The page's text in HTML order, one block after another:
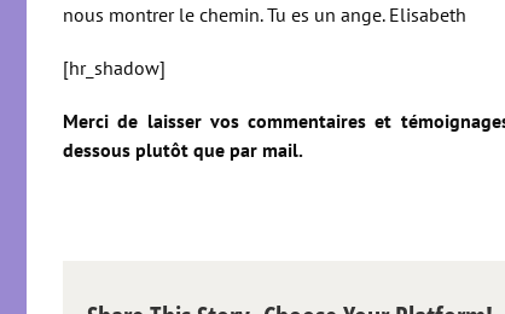
nous montrer le chemin. Tu es un ange. Elisabeth
[hr_shadow]
Merci de laisser vos commentaires et
dessous plutôt que par mail.